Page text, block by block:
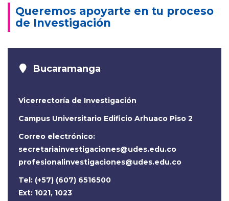
Queremos apoyarte en tu proceso
de Investigación
Bucaramanga
Vicerrectoría de Investigación
Campus Universitario Edificio Arhuaco Piso 2
Correo electrónico:
secretariainvestigaciones@udes.edu.co
profesionalinvestigaciones@udes.edu.co
Tel: (+57) (607) 6516500
Ext: 1021, 1023